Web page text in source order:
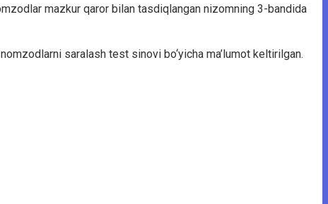
mazkur qaror bilan tasdiqlangan nizomning 3-bandida
saralash test sinovi bo‘yicha ma’lumot keltirilgan.